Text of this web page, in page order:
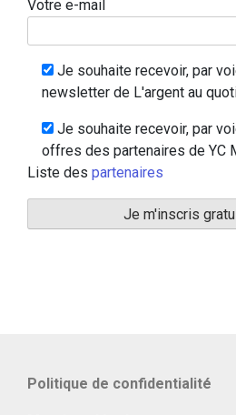
Votre e-mail
Je souhaite recevoir, par
newsletter de L'argent au
Je souhaite recevoir, par
offres des partenaires de YC
Liste des partenaires
Politique de confidentialité